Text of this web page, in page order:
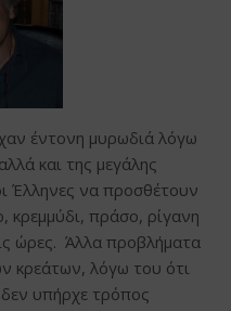
έντονη μυρωδιά λόγω
και της μεγάλης
Έλληνες να προσθέτουν
πράσο, ρίγανη
ώρες. Άλλα προβλήματα
κρεάτων, λόγω του ότι
υπήρχε τρόπος